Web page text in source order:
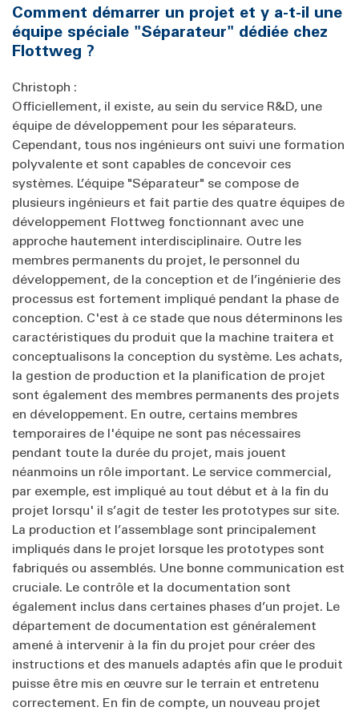
Comment démarrer un projet et y a-t-il une
équipe spéciale "Séparateur" dédiée chez
Flottweg ?
Christoph :
Officiellement, il existe, au sein du service R&D, une
équipe de développement pour les séparateurs.
Cependant, tous nos ingénieurs ont suivi une formation
polyvalente et sont capables de concevoir ces
systèmes. L’équipe "Séparateur" se compose de
plusieurs ingénieurs et fait partie des quatre équipes de
développement Flottweg fonctionnant avec une
approche hautement interdisciplinaire. Outre les
membres permanents du projet, le personnel du
développement, de la conception et de l’ingénierie des
processus est fortement impliqué pendant la phase de
conception. C'est à ce stade que nous déterminons les
caractéristiques du produit que la machine traitera et
conceptualisons la conception du système. Les achats,
la gestion de production et la planification de projet
sont également des membres permanents des projets
en développement. En outre, certains membres
temporaires de l'équipe ne sont pas nécessaires
pendant toute la durée du projet, mais jouent
néanmoins un rôle important. Le service commercial,
par exemple, est impliqué au tout début et à la fin du
projet lorsqu' il s’agit de tester les prototypes sur site.
La production et l’assemblage sont principalement
impliqués dans le projet lorsque les prototypes sont
fabriqués ou assemblés. Une bonne communication est
cruciale. Le contrôle et la documentation sont
également inclus dans certaines phases d’un projet. Le
département de documentation est généralement
amené à intervenir à la fin du projet pour créer des
instructions et des manuels adaptés afin que le produit
puisse être mis en œuvre sur le terrain et entretenu
correctement. En fin de compte, un nouveau projet